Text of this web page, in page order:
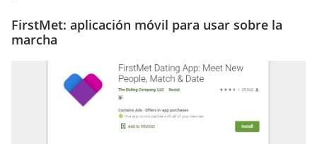
FirstMet: aplicación móvil para usar sobre la
marcha